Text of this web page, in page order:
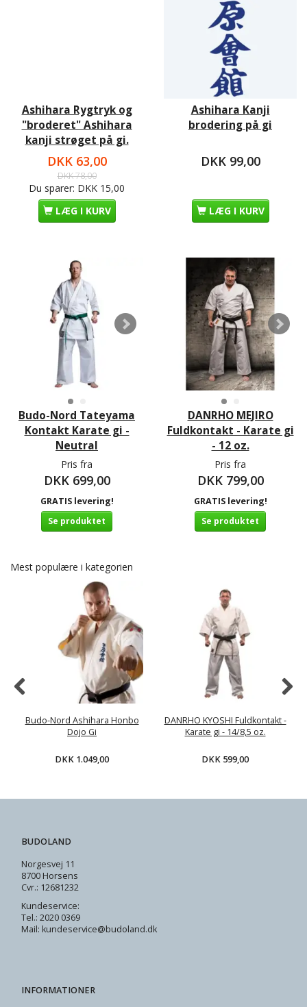
Ashihara Rygtryk og
"broderet" Ashihara
kanji strøget på gi.
DKK 63,00
DKK 78,00
Du sparer: DKK 15,00
LÆG I KURV
Ashihara Kanji
brodering på gi
DKK 99,00
LÆG I KURV
Budo-Nord Tateyama
Kontakt Karate gi -
Neutral
Pris fra
DKK 699,00
GRATIS levering!
Se produktet
DANRHO MEJIRO
Fuldkontakt - Karate gi
- 12 oz.
Pris fra
DKK 799,00
GRATIS levering!
Se produktet
Mest populære i kategorien
Budo-Nord Ashihara Honbo
Dojo Gi
DKK 1.049,00
DANRHO KYOSHI Fuldkontakt -
Karate gi - 14/8,5 oz.
DKK 599,00
BUDOLAND
Norgesvej 11
8700 Horsens
Cvr.: 12681232
Kundeservice:
Tel.: 2020 0369
Mail: kundeservice@budoland.dk
INFORMATIONER